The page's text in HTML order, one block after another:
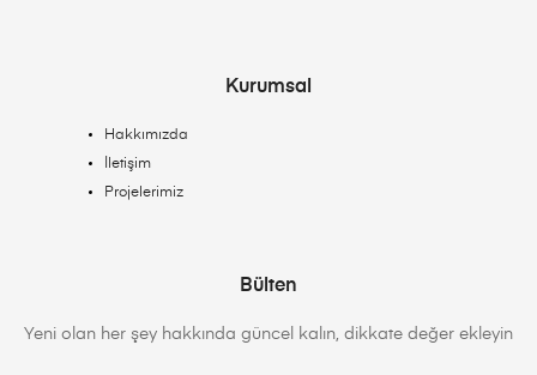
Kurumsal
Hakkımızda
İletişim
Projelerimiz
Bülten
Yeni olan her şey hakkında güncel kalın, dikkate değer ekleyin